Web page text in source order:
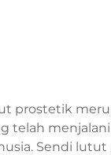
prostetik
telah
Sendi lutut